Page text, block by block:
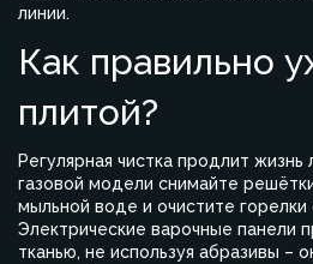
линии.
Как правильно
плитой?
Регулярная чистка продлит
газовой модели снимайте
мыльной воде и очистите горелки
Электрические варочные панели
тканью, не используя абразивы –